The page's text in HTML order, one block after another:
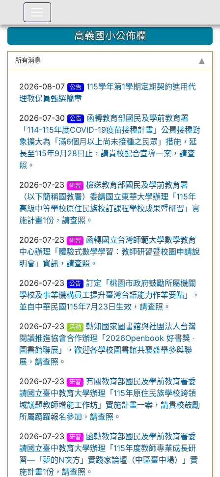
高義國小公佈欄
所有消息
2026-08-07 公告
115學年第1學期定期契約進用代
理教保員甄選簡章
2026-07-30
公告
函轉教育部國民及學前教育署
「114-115年度COVID-19疫苗接種計畫」公費接種對
象擴大為「滿6個月以上尚未接種之民眾」措施，延
長至115年9月28日止，請貴校配合宣導一案，請查
照。
2026-07-23
研習
檢送教育部國民及學前教育署
（以下簡稱國教署）委請國立東華大學辦理「115年
高級中等學校原住民族校訂課程學校成果暨研習」實
施計畫1份，請查照。
2026-07-23
研習
函轉國立台灣師範大學數學教育
中心辦理「體驗式數學學習：教師研習暨校園申請說
明會」資訊，請查照。
2026-07-23
公告
訂定「桃園市政府鼓勵所屬機關
學校及事業機構員工提升臺灣台語能力作業要點」，
並自中華民國115年7月23日生效，請查照。
2026-07-23
活動
轉知國家圖書館與社團法人台灣
閱讀推進協會合作辦理「2026Openbook 好書獎 ‧
圖書館聯展」，歡迎各學校圖書館共襄盛舉參與聯
展，請查照。
2026-07-23
研習
有關教育部國民及學前教育署委
請國立臺中教育大學辦理「115年原住民族學校跨領
域議題教師增能工作坊」實施計畫一案，請貴校鼓勵
所屬踴躍報名參加，請查照。
2026-07-23
研習
函轉教育部國民及學前教育署委
請國立臺中教育大學辦理「115年度教師專業成長研
習—「夢的N次方」實踐家論壇（中區臺中場）」實
施計畫1份，請查照。